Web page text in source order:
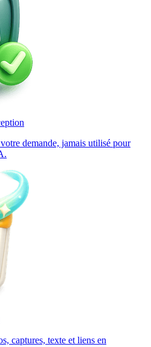
demande, jamais utilisé pour
captures, texte et liens en